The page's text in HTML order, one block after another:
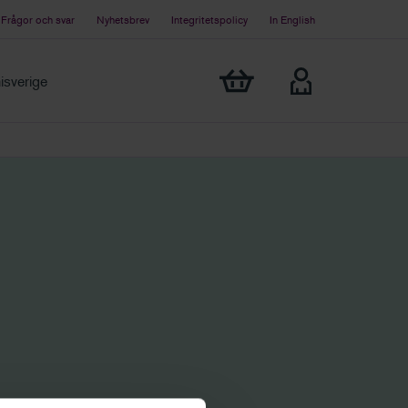
Frågor och svar Nyhetsbrev Integritetspolicy In English
Visa min varukorg